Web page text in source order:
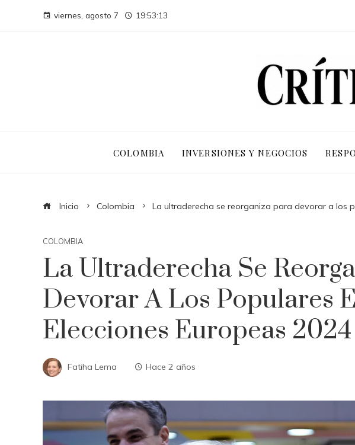
viernes, agosto 7 19:53:14
COLOMBIA INVERSIONES Y NEGOCIOS
Inicio Colombia La ultraderecha se reorganiza para devorar a los
COLOMBIA
La Ultraderecha Se
Devorar A Los Populares
Elecciones Europeas 2024
Fatiha Lema Hace 2 años